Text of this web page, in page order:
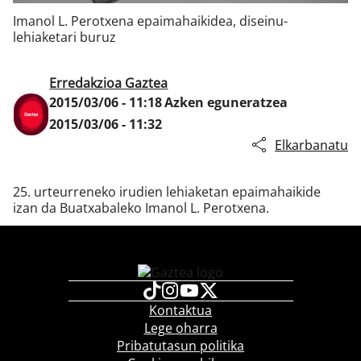
Imanol L. Perotxena epaimahaikidea, diseinu-
lehiaketari buruz
Erredakzioa Gaztea
2015/03/06 - 11:18Azken eguneratzea
2015/03/06 - 11:32
Elkarbanatu
25. urteurreneko irudien lehiaketan epaimahaikide
izan da Buatxabaleko Imanol L. Perotxena.
Kontaktua
Lege oharra
Pribatutasun politika